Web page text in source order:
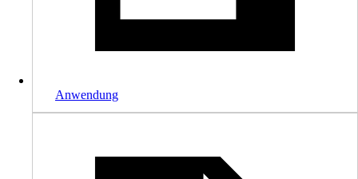
Anwendung